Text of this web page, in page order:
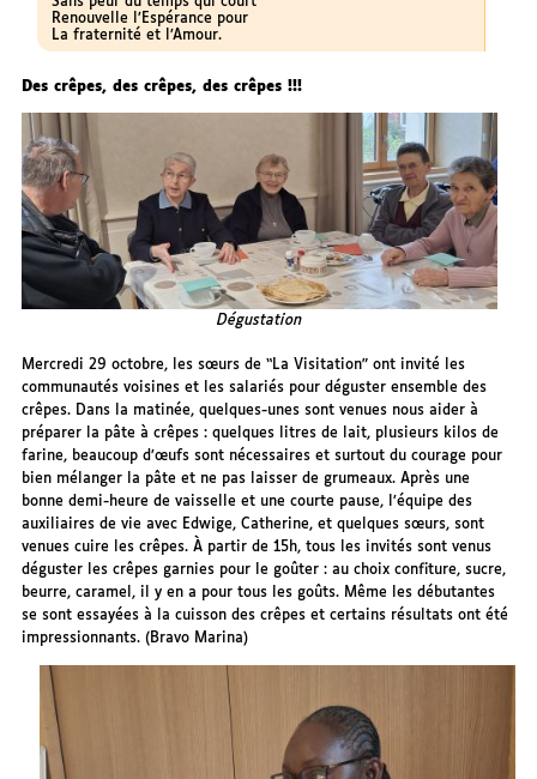
Renouvelle l’Espérance pour
La fraternité et l’Amour.
Des crêpes, des crêpes, des crêpes !!!
Dégustation
Mercredi 29 octobre, les sœurs de “La Visitation” ont invité les
communautés voisines et les salariés pour déguster ensemble des
crêpes. Dans la matinée, quelques-unes sont venues nous aider à
préparer la pâte à crêpes : quelques litres de lait, plusieurs kilos de
farine, beaucoup d’œufs sont nécessaires et surtout du courage pour
bien mélanger la pâte et ne pas laisser de grumeaux. Après une
bonne demi-heure de vaisselle et une courte pause, l’équipe des
auxiliaires de vie avec Edwige, Catherine, et quelques sœurs, sont
venues cuire les crêpes. À partir de 15h, tous les invités sont venus
déguster les crêpes garnies pour le goûter : au choix confiture, sucre,
beurre, caramel, il y en a pour tous les goûts. Même les débutantes
se sont essayées à la cuisson des crêpes et certains résultats ont été
impressionnants. (Bravo Marina)